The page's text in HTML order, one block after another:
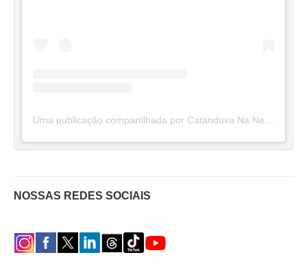
NOSSAS REDES SOCIAIS